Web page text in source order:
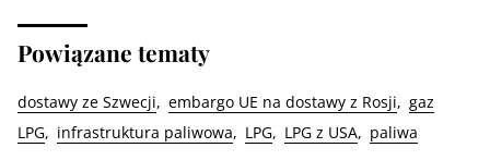
Powiązane tematy
dostawy ze Szwecji embargo UE na dostawy z Rosji
gaz
LPG
infrastruktura paliwowa LPG LPG z USA paliwa